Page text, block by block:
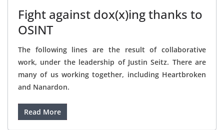
Fight against dox(x)ing thanks to
OSINT
The following lines are the result of collaborative
work, under the leadership of Justin Seitz. There are
many of us working together, including Heartbroken
and Nanardon.
Read More